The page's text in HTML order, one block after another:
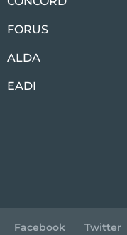
FORUS
ALDA
EADI
Facebook Twitter